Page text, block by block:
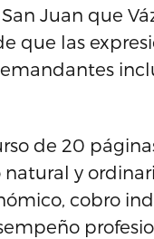
Juan que
que las
de 20
natural y
cobro